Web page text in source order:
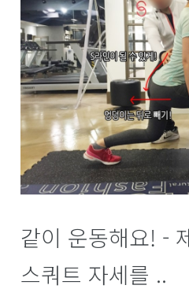
같이 운동해요! -
스쿼트 자세를 ..